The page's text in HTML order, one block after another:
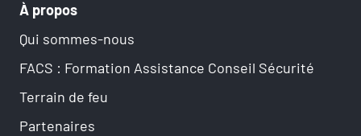
À propos
Qui sommes-nous
FACS : Formation Assistance Conseil Sécurité
Terrain de feu
Partenaires